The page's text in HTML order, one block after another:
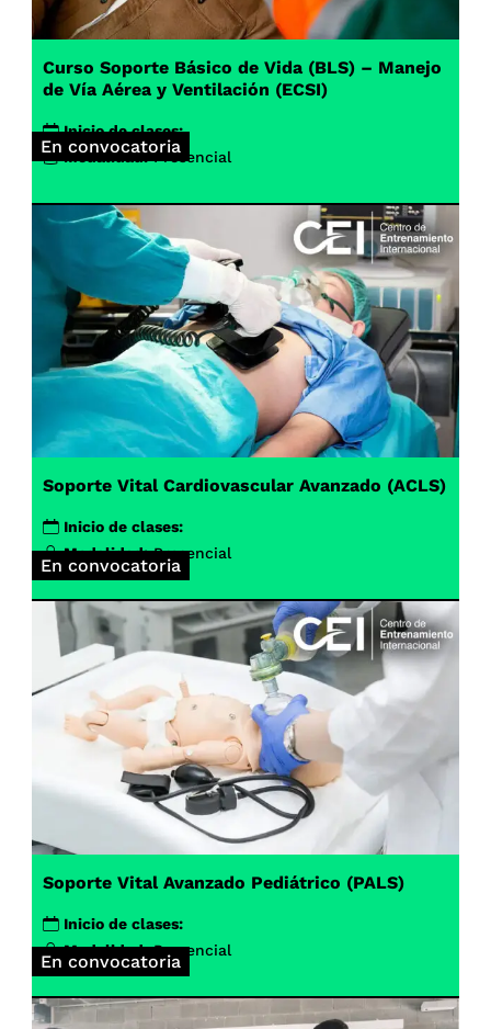
En convocatoria
Curso Soporte Básico de Vida (BLS) – Manejo
de Vía Aérea y Ventilación (ECSI)
Inicio de clases:
Modalidad: Presencial
En convocatoria
Soporte Vital Cardiovascular Avanzado (ACLS)
Inicio de clases:
Modalidad: Presencial
En convocatoria
Soporte Vital Avanzado Pediátrico (PALS)
Inicio de clases:
Modalidad: Presencial